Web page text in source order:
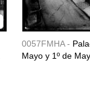
0057FMHA -
Mayo y 1º de